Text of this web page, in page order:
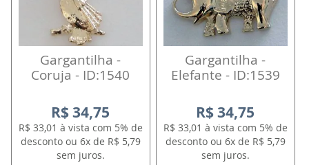
Gargantilha -
Coruja - ID:1540
R$ 34,75
R$ 33,01 à vista com 5% de
desconto ou 6x de R$ 5,79
sem juros.
Gargantilha -
Elefante - ID:1539
R$ 34,75
R$ 33,01 à vista com 5% de
desconto ou 6x de R$ 5,79
sem juros.